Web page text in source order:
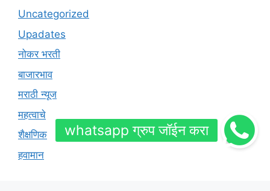
Uncategorized
Upadates
नोकर भरती
बाजारभाव
मराठी न्यूज
महत्वाचे
शैक्षणिक
हवामान